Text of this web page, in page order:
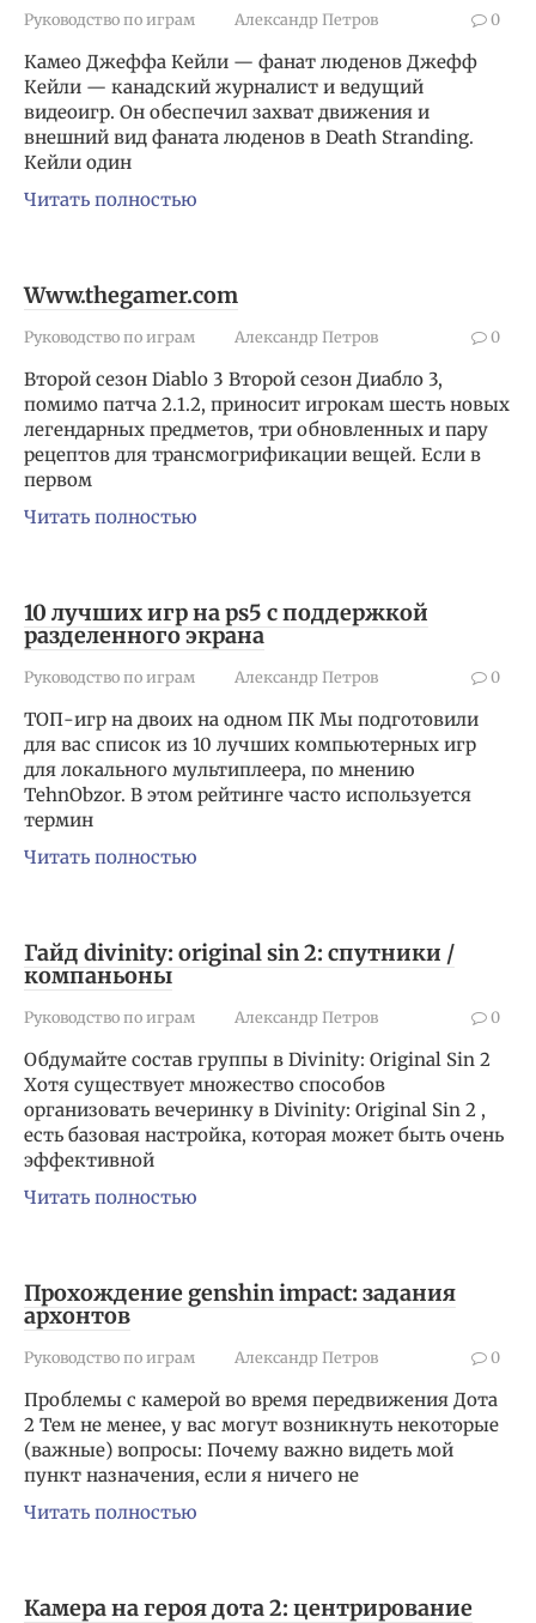
Руководство по играм Александр Петров 0
Камео Джеффа Кейли — фанат люденов Джефф
Кейли — канадский журналист и ведущий
видеоигр. Он обеспечил захват движения и
внешний вид фаната люденов в Death Stranding.
Кейли один
Читать полностью
Www.thegamer.com
Руководство по играм Александр Петров 0
Второй сезон Diablo 3 Второй сезон Диабло 3,
помимо патча 2.1.2, приносит игрокам шесть новых
легендарных предметов, три обновленных и пару
рецептов для трансмогрификации вещей. Если в
первом
Читать полностью
10 лучших игр на ps5 с поддержкой
разделенного экрана
Руководство по играм Александр Петров 0
ТОП-игр на двоих на одном ПК Мы подготовили
для вас список из 10 лучших компьютерных игр
для локального мультиплеера, по мнению
TehnObzor. В этом рейтинге часто используется
термин
Читать полностью
Гайд divinity: original sin 2: спутники /
компаньоны
Руководство по играм Александр Петров 0
Обдумайте состав группы в Divinity: Original Sin 2
Хотя существует множество способов
организовать вечеринку в Divinity: Original Sin 2 ,
есть базовая настройка, которая может быть очень
эффективной
Читать полностью
Прохождение genshin impact: задания
архонтов
Руководство по играм Александр Петров 0
Проблемы с камерой во время передвижения Дота
2 Тем не менее, у вас могут возникнуть некоторые
(важные) вопросы: Почему важно видеть мой
пункт назначения, если я ничего не
Читать полностью
Камера на героя дота 2: центрирование